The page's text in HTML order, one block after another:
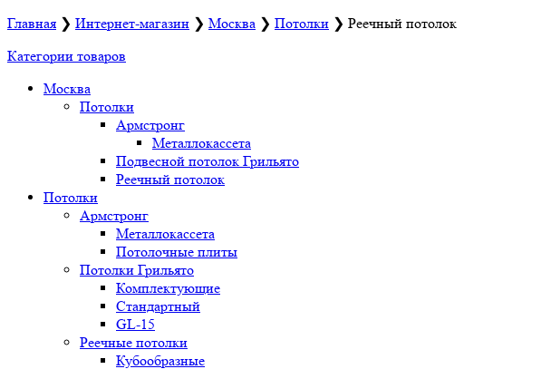
Главная ❯ Интернет-магазин ❯ Москва ❯ Потолки ❯ Реечный потолок
Категории товаров
Москва
Потолки
Армстронг
Металлокассета
Подвесной потолок Грильято
Реечный потолок
Потолки
Армстронг
Металлокассета
Потолочные плиты
Потолки Грильято
Комплектующие
Стандартный
GL-15
Реечные потолки
Кубообразные